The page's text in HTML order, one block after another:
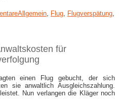
Allgemein Flug Flugverspätung
für
einen Flug gebucht, der sich
sie anwaltlich Ausgleichszahlung.
Nun verlangen die Kläger noch